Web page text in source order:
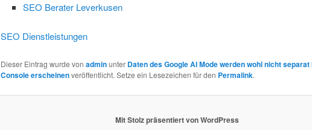
SEO Berater Leverkusen
SEO Dienstleistungen
Dieser Eintrag wurde von adminunter Daten des Google AI Mode werden wohl nicht
Console erscheinenveröffentlicht. Setze ein Lesezeichen für den Permalink.
Mit Stolz präsentiert von WordPress